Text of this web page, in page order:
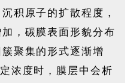
积原子的扩散程度，
，碳膜表面形貌分布
聚集的形式逐渐增
浓度时，膜层中会析